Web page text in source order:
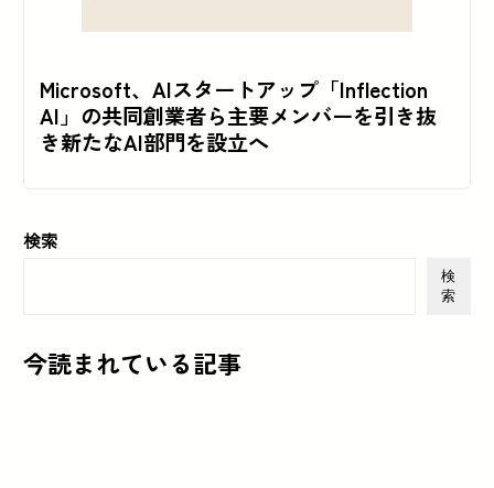
Microsoft、AIスタートアップ「Inflection
AI」の共同創業者ら主要メンバーを引き抜
き新たなAI部門を設立へ
検索
検
索
今読まれている記事